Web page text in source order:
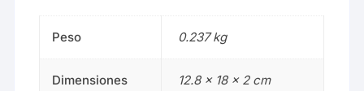
Peso 0.237 kg
Dimensiones 12.8 × 18 × 2 cm